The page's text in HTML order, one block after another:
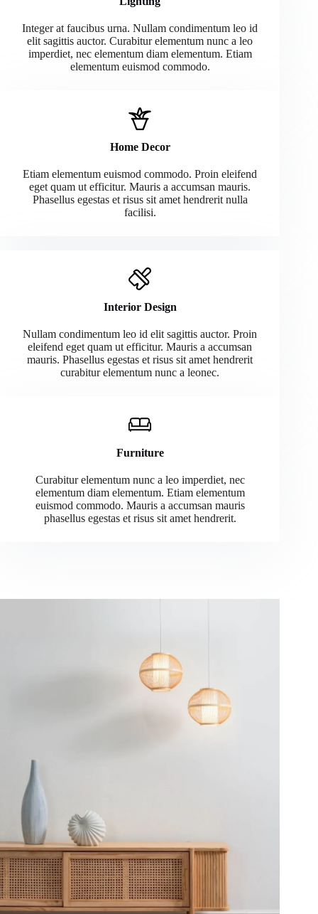
Integer at faucibus urna. Nullam condimentum leo id
elit sagittis auctor. Curabitur elementum nunc a leo
imperdiet, nec elementum diam elementum. Etiam
elementum euismod commodo.
Home Decor
Etiam elementum euismod commodo. Proin eleifend
eget quam ut efficitur. Mauris a accumsan mauris.
Phasellus egestas et risus sit amet hendrerit nulla
facilisi.
Interior Design
Nullam condimentum leo id elit sagittis auctor. Proin
eleifend eget quam ut efficitur. Mauris a accumsan
mauris. Phasellus egestas et risus sit amet hendrerit
curabitur elementum nunc a leonec.
Furniture
Curabitur elementum nunc a leo imperdiet, nec
elementum diam elementum. Etiam elementum
euismod commodo. Mauris a accumsan mauris
phasellus egestas et risus sit amet hendrerit.